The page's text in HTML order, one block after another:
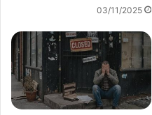
03/11/2025